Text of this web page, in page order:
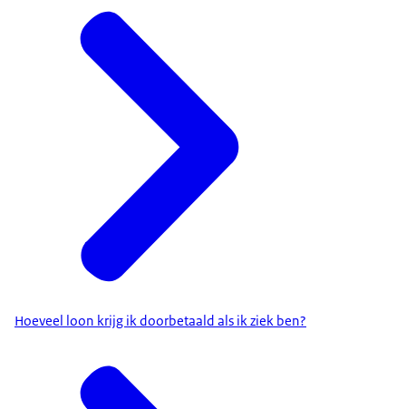
Hoeveel loon krijg ik doorbetaald als ik ziek ben?